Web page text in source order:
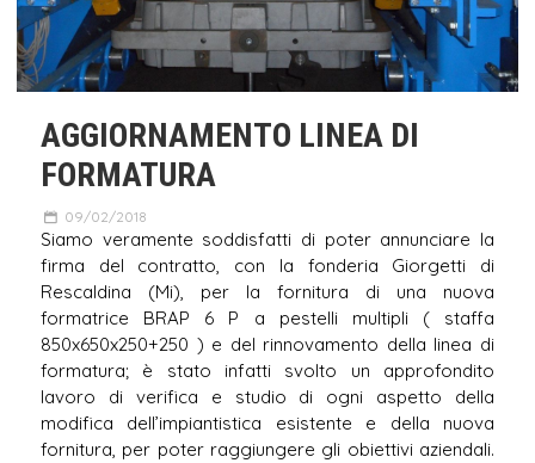
AGGIORNAMENTO LINEA DI
FORMATURA
09/02/2018
Siamo veramente soddisfatti di poter annunciare la
firma del contratto, con la fonderia Giorgetti di
Rescaldina (Mi), per la fornitura di una nuova
formatrice BRAP 6 P a pestelli multipli ( staffa
850x650x250+250 ) e del rinnovamento della linea di
formatura; è stato infatti svolto un approfondito
lavoro di verifica e studio di ogni aspetto della
modifica dell’impiantistica esistente e della nuova
fornitura, per poter raggiungere gli obiettivi aziendali.